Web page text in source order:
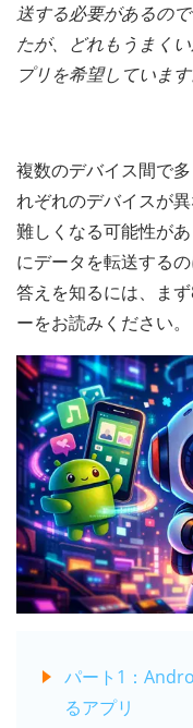
送する必要があるの
たが、どれもうまく
プリを希望しています
複数のデバイス間で
れぞれのデバイスが
難しくなる可能性が
にデータを転送する
答えを知るには、ま
ーをお読みください。
パート1：
るアプリ